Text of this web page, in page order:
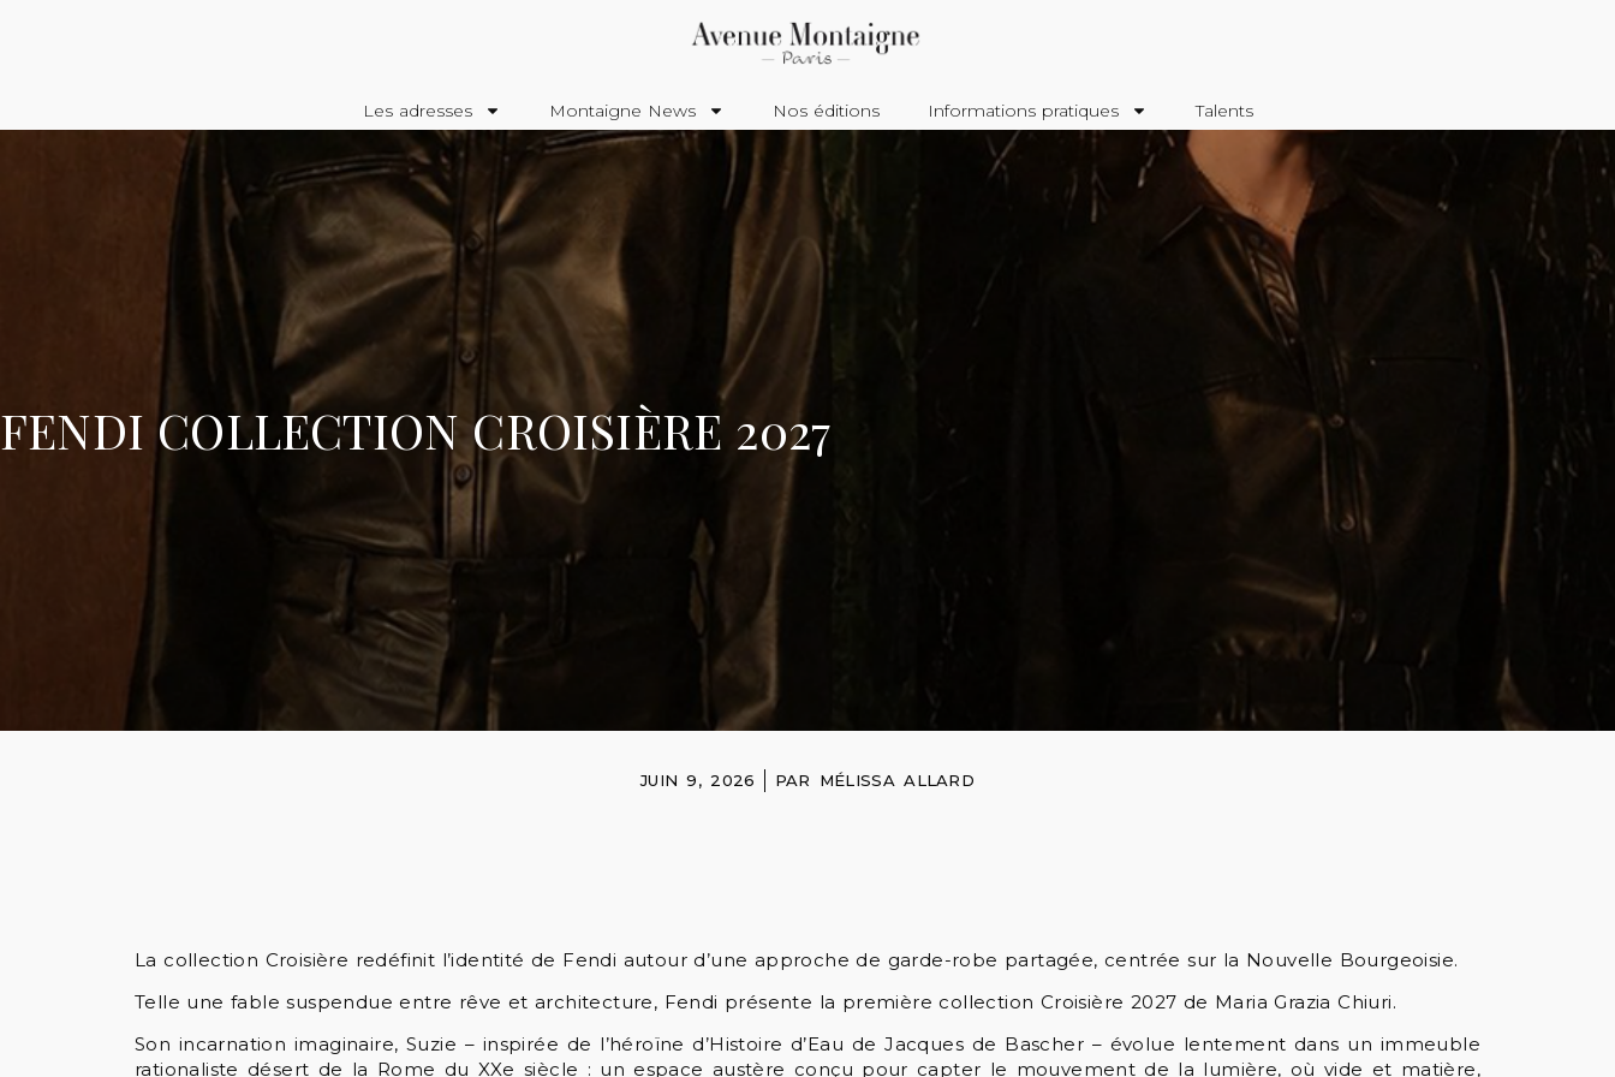
Les adresses Montaigne News Nos éditions Informations pratiques Talents
FENDI COLLECTION CROISIÈRE 2027
JUIN 9, 2026 PAR MÉLISSA ALLARD
La collection Croisière redéfinit l’identité de Fendi autour d’une approche de garde-robe partagée, centrée sur la Nouvelle Bourgeoisie.
Telle une fable suspendue entre rêve et architecture, Fendi présente la première collection Croisière 2027 de Maria Grazia Chiuri.
Son incarnation imaginaire, Suzie – inspirée de l’héroïne d’Histoire d’Eau de Jacques de Bascher – évolue lentement dans un immeuble
rationaliste désert de la Rome du XXe siècle : un espace austère conçu pour capter le mouvement de la lumière, où vide et matière,